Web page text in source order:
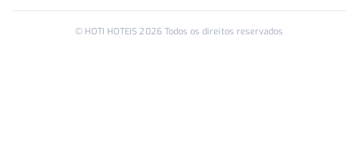
© HOTI HOTEIS2026 Todos os direitos reservados